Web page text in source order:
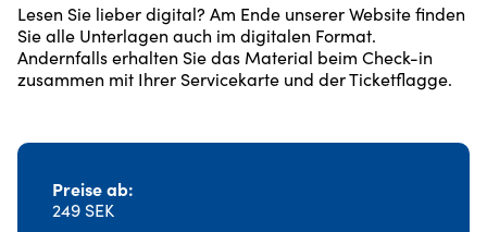
Lesen Sie lieber digital? Am Ende unserer Website finden
Sie alle Unterlagen auch im digitalen Format.
Andernfalls erhalten Sie das Material beim Check-in
zusammen mit Ihrer Servicekarte und der Ticketflagge.
Preise ab
249 SEK